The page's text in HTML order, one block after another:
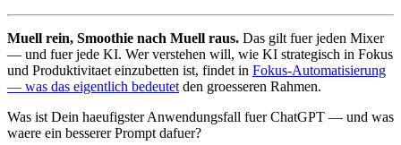
Muell rein, Smoothie nach Muell raus. Das gilt fuer jeden Mixer
— und fuer jede KI. Wer verstehen will, wie KI strategisch in Fokus
und Produktivitaet einzubetten ist, findet in Fokus-Automatisierung
— was das eigentlich bedeutet den groesseren Rahmen.
Was ist Dein haeufigster Anwendungsfall fuer ChatGPT — und was
waere ein besserer Prompt dafuer?